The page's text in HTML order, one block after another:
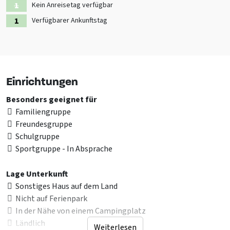
Kein Anreisetag verfügbar
Verfügbarer Ankunftstag
Einrichtungen
Lage Unterkunft
Sonstiges Haus auf dem Land
Nicht auf Ferienpark
In der Nähe von einem Campingplatz
Ländlich
Besonders geeignet für
Familiengruppe
Freundesgruppe
Schulgruppe
Sportgruppe - In Absprache
Weiterlesen